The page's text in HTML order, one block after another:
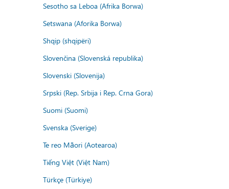
Sesotho sa Leboa (Afrika Borwa)
Setswana (Aforika Borwa)
Shqip (shqipëri)
Slovenčina (Slovenská republika)
Slovenski (Slovenija)
Srpski (Rep. Srbija i Rep. Crna Gora)
Suomi (Suomi)
Svenska (Sverige)
Te reo Māori (Aotearoa)
Tiếng Việt (Việt Nam)
Türkçe (Türkiye)